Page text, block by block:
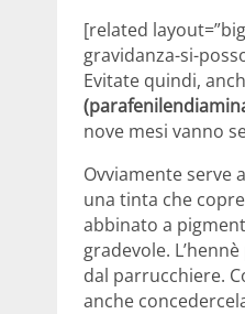
[related
gravidanza-si-
Evitate quindi,
nove mesi vanno
Ovviamente serve
una tinta che
abbinato a
gradevole.
dal parrucchiere.
anche